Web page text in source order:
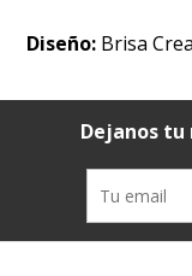
Diseño: Brisa
Dejanos tu